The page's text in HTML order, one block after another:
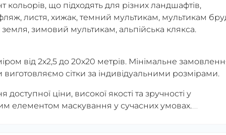
що підходять для різних ландшафтів,
листя, хижак, темний мультикам, мультикам
зимовий мультикам, альпійська клякса.
від 2х2,5 до 20х20 метрів. Мінімальне
сітки за індивідуальними розмірами.
ціни, високої якості та зручності у
елементом маскування у сучасних умовах.